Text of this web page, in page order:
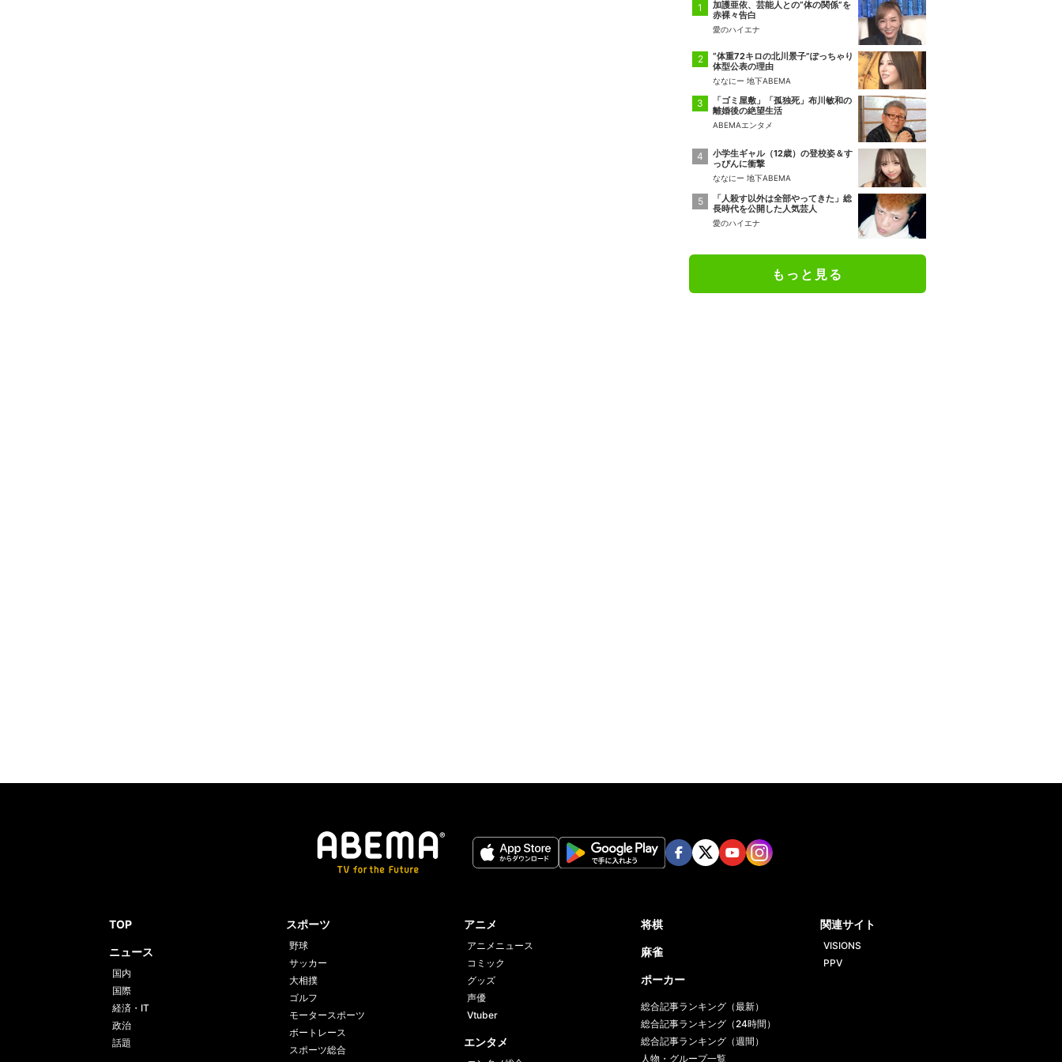
加護亜依、芸能人との“体の関係”を
赤裸々告白
愛のハイエナ
“体重72キロの北川景子”ぽっちゃり
体型公表の理由
ななにー 地下ABEMA
「ゴミ屋敷」「孤独死」布川敏和の
離婚後の絶望生活
ABEMAエンタメ
小学生ギャル（12歳）の登校姿＆す
っぴんに衝撃
ななにー 地下ABEMA
「人殺す以外は全部やってきた」総
長時代を公開した人気芸人
愛のハイエナ
もっと見る
TOP
ニュース
国内
国際
経済・IT
政治
話題
スポーツ
野球
サッカー
大相撲
ゴルフ
モータースポーツ
ボートレース
スポーツ総合
アニメ
アニメニュース
コミック
グッズ
声優
Vtuber
エンタメ
将棋
麻雀
ポーカー
総合記事ランキング（最新）
総合記事ランキング（24時間）
総合記事ランキング（週間）
人物・グループ一覧
関連サイト
VISIONS
PPV